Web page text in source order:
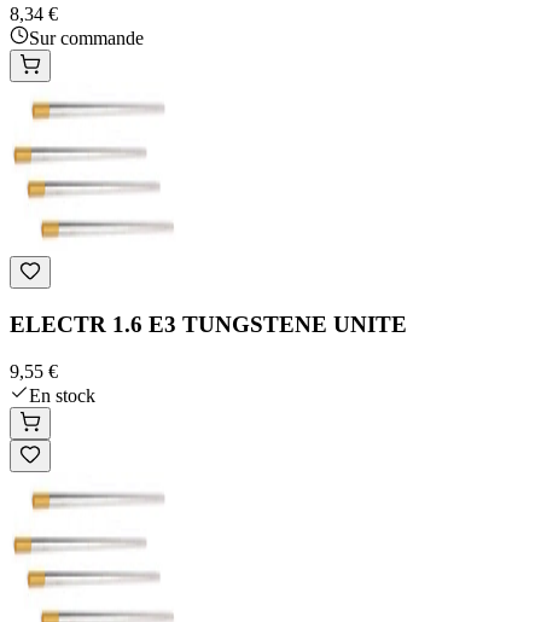
8,34 €
Sur commande
ELECTR 1.6 E3 TUNGSTENE UNITE
9,55 €
En stock